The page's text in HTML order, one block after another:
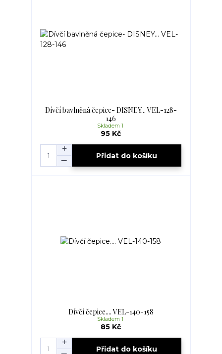
Dívčí bavlněná čepice- DISNEY... VEL-128-
146
95 Kč
Skladem 1
Přidat do košíku
Dívčí čepice.... VEL-140-158
85 Kč
Skladem 1
Přidat do košíku